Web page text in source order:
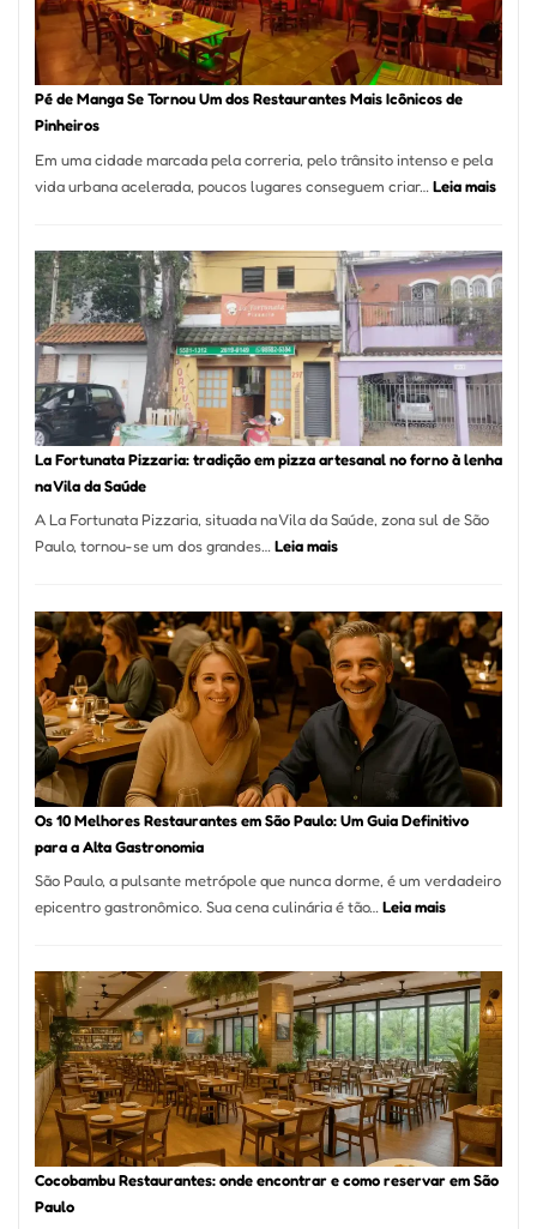
Pé de Manga Se Tornou Um dos Restaurantes Mais Icônicos de
Pinheiros
Em uma cidade marcada pela correria, pelo trânsito intenso e pela
vida urbana acelerada, poucos lugares conseguem criar… Leia mais:
Se
Um
dos
Mais
La Fortunata Pizzaria: tradição em pizza artesanal no forno à lenha
na Vila da Saúde
A La Fortunata Pizzaria, situada na Vila da Saúde, zona sul de São
Paulo, tornou-se um dos grandes…Leia mais:
Pizzaria:
tradição
em
pizza
artesanal
forno
à
Vila
da
Os 10 Melhores Restaurantes em São Paulo: Um Guia Definitivo
para a Alta Gastronomia
São Paulo, a pulsante metrópole que nunca dorme, é um verdadeiro
epicentro gastronômico. Sua cena culinária é tão… Leia mais:
Melhores
Restaurantes
em
São
Paulo:
Um
Guia
Definitivo
Cocobambu Restaurantes: onde encontrar e como reservar em São
Paulo